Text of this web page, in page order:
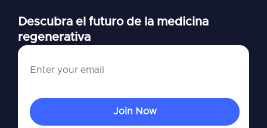
Descubra el futuro de la medicina
regenerativa